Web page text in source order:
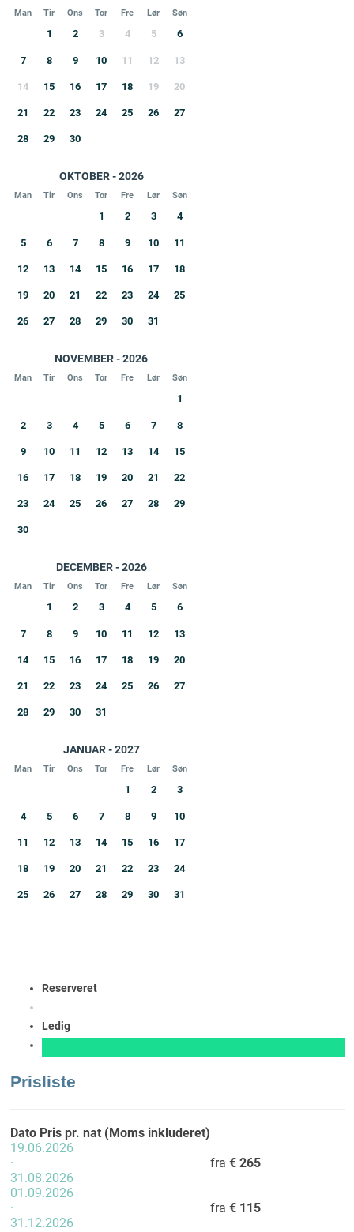
Man Tir Ons Tor Fre Lør Søn
1 2 3 4 5 6
7 8 9 10 11 12 13
14 15 16 17 18 19 20
21 22 23 24 25 26 27
28 29 30
OKTOBER - 2026
Man Tir Ons Tor Fre Lør Søn
1 2 3 4
5 6 7 8 9 10 11
12 13 14 15 16 17 18
19 20 21 22 23 24 25
26 27 28 29 30 31
NOVEMBER - 2026
Man Tir Ons Tor Fre Lør Søn
1
2 3 4 5 6 7 8
9 10 11 12 13 14 15
16 17 18 19 20 21 22
23 24 25 26 27 28 29
30
DECEMBER - 2026
Man Tir Ons Tor Fre Lør Søn
1 2 3 4 5 6
7 8 9 10 11 12 13
14 15 16 17 18 19 20
21 22 23 24 25 26 27
28 29 30 31
JANUAR - 2027
Man Tir Ons Tor Fre Lør Søn
1 2 3
4 5 6 7 8 9 10
11 12 13 14 15 16 17
18 19 20 21 22 23 24
25 26 27 28 29 30 31
Reserveret
Ledig
Prisliste
Dato Pris pr. nat (Moms inkluderet)
19.06.2026
·
31.08.2026
fra € 265
01.09.2026
·
31.12.2026
fra € 115